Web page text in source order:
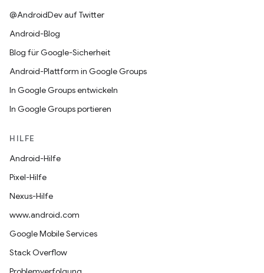
@AndroidDev auf Twitter
Android-Blog
Blog für Google-Sicherheit
Android-Plattform in Google Groups
In Google Groups entwickeln
In Google Groups portieren
HILFE
Android-Hilfe
Pixel-Hilfe
Nexus-Hilfe
www.android.com
Google Mobile Services
Stack Overflow